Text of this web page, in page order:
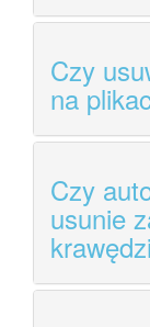
Czy
na
Czy
usunie